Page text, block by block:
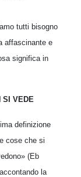
tutti bisogno
affascinante e
significa in
SI VEDE
definizione
cose che si
(Eb
la